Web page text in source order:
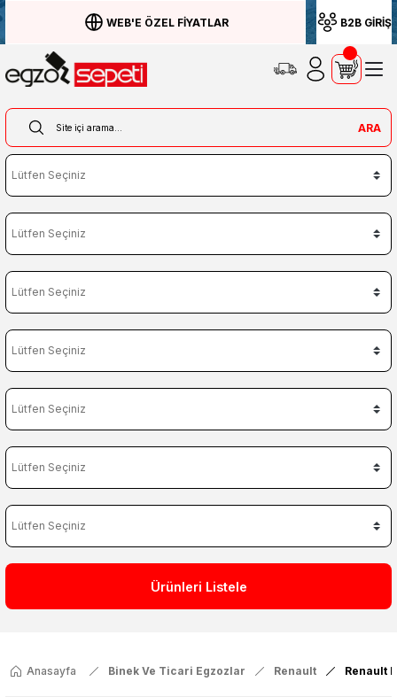
WEB'E ÖZEL FİYATLAR B2B GİRİŞ
ARA
Ürünleri Listele
Anasayfa Binek Ve Ticari Egzozlar Renault Renault